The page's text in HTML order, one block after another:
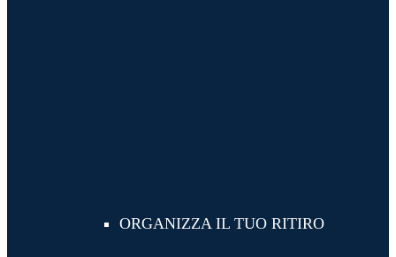
ORGANIZZA IL TUO RITIRO